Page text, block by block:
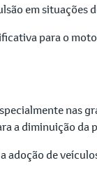
em
para o
nas
a diminuição da
adoção de